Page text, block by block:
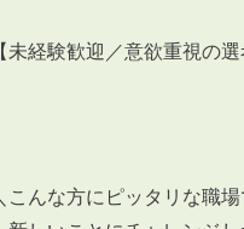
03-
【未経験歓迎／意欲重視の
こんな方にピッタリな職場